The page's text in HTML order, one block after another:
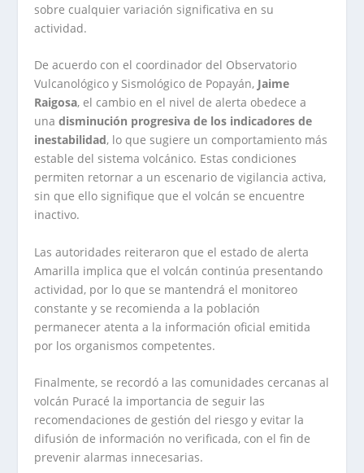
sobre cualquier variación significativa en su
actividad.
De acuerdo con el coordinador del Observatorio
Vulcanológico y Sismológico de Popayán, Jaime
Raigosa, el cambio en el nivel de alerta obedece a
unadisminución progresiva de los indicadores de
inestabilidad, lo que sugiere un comportamiento más
estable del sistema volcánico. Estas condiciones
permiten retornar a un escenario de vigilancia activa,
sin que ello signifique que el volcán se encuentre
inactivo.
Las autoridades reiteraron que el estado de alerta
Amarilla implica que el volcán continúa presentando
actividad, por lo que se mantendrá el monitoreo
constante y se recomienda a la población
permanecer atenta a la información oficial emitida
por los organismos competentes.
Finalmente, se recordó a las comunidades cercanas al
volcán Puracé la importancia de seguir las
recomendaciones de gestión del riesgo y evitar la
difusión de información no verificada, con el fin de
prevenir alarmas innecesarias.